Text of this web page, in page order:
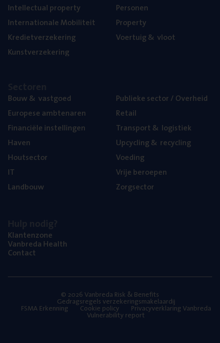
Intel­lec­tu­al property
Inter­na­ti­o­na­le Mobiliteit
Kre­diet­ver­ze­ke­ring
Kunst­ver­ze­ke­ring
Per­so­nen
Pro­per­ty
Voer­tuig& vloot
Bouw& vastgoed
Euro­pe­se ambtenaren
Finan­ci­ë­le instellingen
Haven
Hout­sec­tor
IT
Land­bouw
Publie­ke sec­tor / Overheid
Retail
Trans­port& logistiek
Upcy­cling& recycling
Voe­ding
Vrije beroe­pen
Zorg­sec­tor
Klan­ten­zo­ne
Van­b­re­da Health
Con­tact
© 2026 Vanbreda Risk & Benefits
Gedragsregels verzekeringsmakelaardij
FSMA Erkenning Cookie policy Privacyverklaring Vanbreda
Vulnerability report